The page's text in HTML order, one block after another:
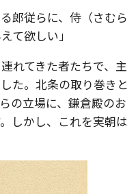
郎従らに、侍（さむら
て欲しい」
れてきた者たちで、主
た。北条の取り巻きと
の立場に、鎌倉殿のお
しかし、これを実朝は